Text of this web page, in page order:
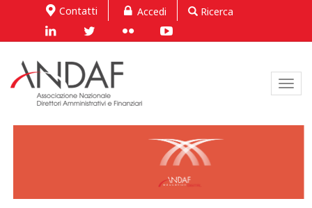
Contatti Accedi Ricerca